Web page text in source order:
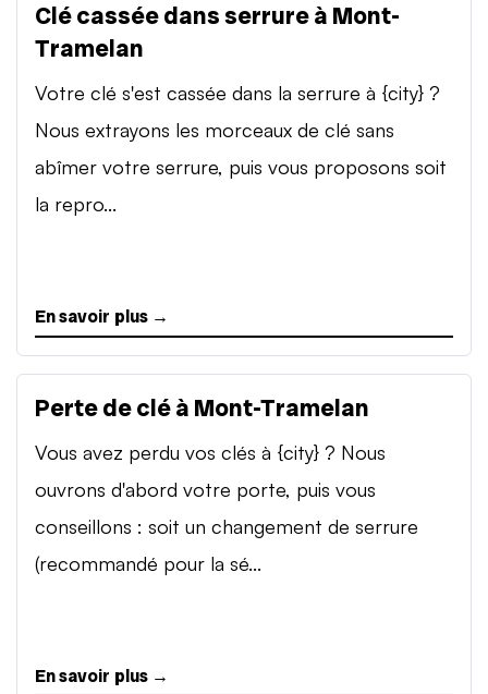
Clé cassée dans serrure à Mont-
Tramelan
Votre clé s'est cassée dans la serrure à {city} ?
Nous extrayons les morceaux de clé sans
abîmer votre serrure, puis vous proposons soit
la repro...
En savoir plus →
Perte de clé à Mont-Tramelan
Vous avez perdu vos clés à {city} ? Nous
ouvrons d'abord votre porte, puis vous
conseillons : soit un changement de serrure
(recommandé pour la sé...
En savoir plus →